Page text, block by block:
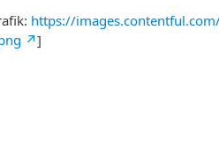
https://
]